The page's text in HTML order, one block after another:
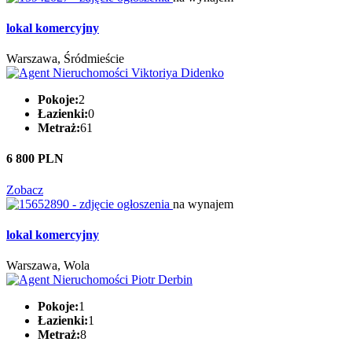
lokal komercyjny
Warszawa, Śródmieście
Pokoje:2
Łazienki:0
Metraż:61
6 800 PLN
Zobacz
na wynajem
lokal komercyjny
Warszawa, Wola
Pokoje:1
Łazienki:1
Metraż:8